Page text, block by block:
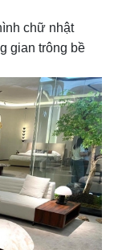
chữ nhật
gian trông bề